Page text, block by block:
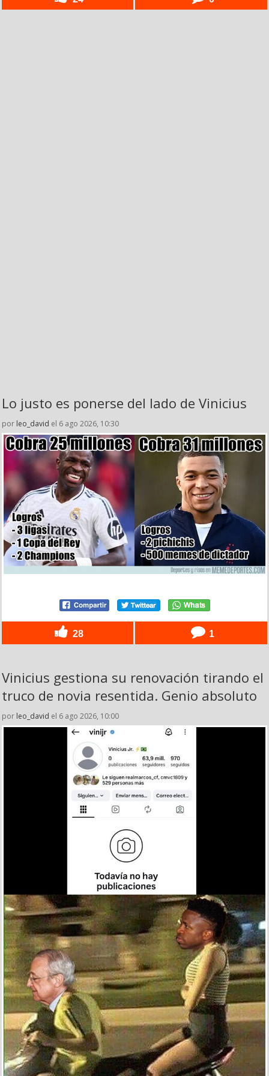
Lo justo es ponerse del lado de Vinicius
por leo_david el 6 ago 2026, 10:30
28 1
Vinicius gestiona su renovación tirando el
truco de novia resentida. Genio absoluto
por leo_david el 6 ago 2026, 10:00